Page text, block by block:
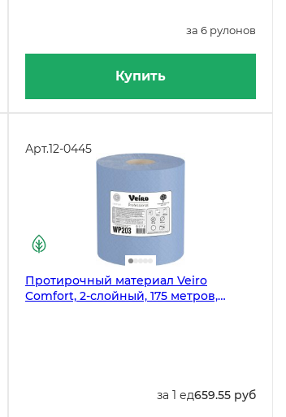
за 6 рулонов
Купить
Арт.12-0445
Протирочный материал Veiro
Comfort, 2-слойный, 175 метров,
за 1 ед659.55 руб